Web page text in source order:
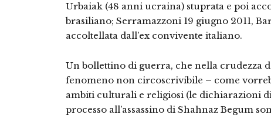
Urbaiak (48 anni ucraina) stuprata e poi
brasiliano; Serramazzoni 19 giugno 2011,
accoltellata dall’ex convivente italiano.
Un bollettino di guerra, che nella crudezza
fenomeno non circoscrivibile – come
ambiti culturali e religiosi (le dichiarazioni
processo all’assassino di Shahnaz Begum